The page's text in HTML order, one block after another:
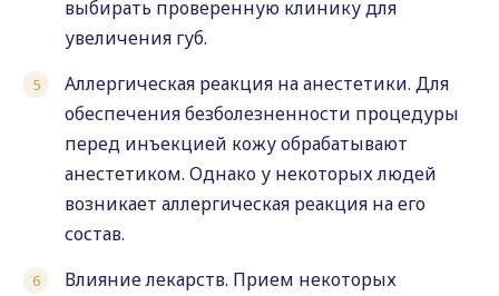
выбирать проверенную клинику для
увеличения губ.
Аллергическая реакция на анестетики. Для
обеспечения безболезненности процедуры
перед инъекцией кожу обрабатывают
анестетиком. Однако у некоторых людей
возникает аллергическая реакция на его
состав.
Влияние лекарств. Прием некоторых